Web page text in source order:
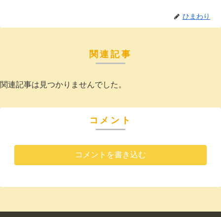
ひまわり
関連記事
関連記事は見つかりませんでした。
コメント
コメントを書き込む